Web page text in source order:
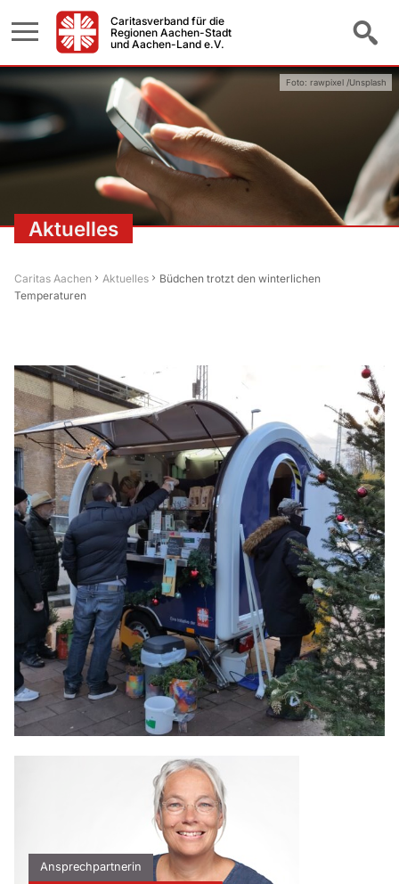
Caritasverband für die
Regionen Aachen-Stadt
und Aachen-Land e.V.
Aktuelles
Foto: rawpixel /Unsplash
Caritas Aachen Aktuelles
Büdchen trotzt den winterlichen
Temperaturen
Ansprechpartnerin